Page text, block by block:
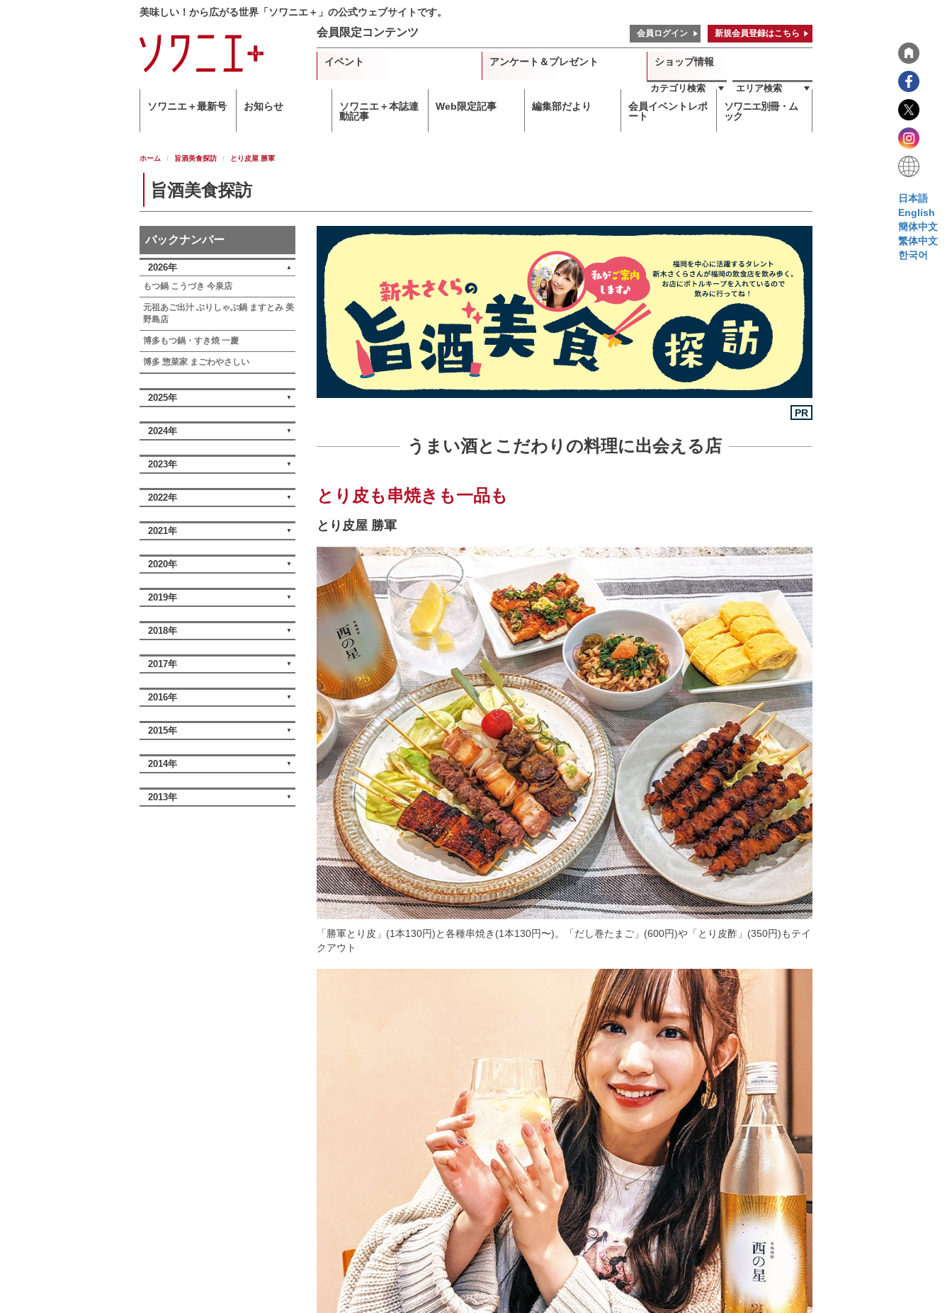
美味しい！から広がる世界「ソワニエ＋」の公式ウェブサイトです。
会員ログイン 新規会員登録はこちら
会員限定コンテンツ
イベント アンケート＆プレゼント ショップ情報
カテゴリ検索 エリア検索
ソワニエ＋最新号 お知らせ
ソワニエ＋本誌連
動記事
Web限定記事 編集部だより
会員イベントレポ
ート
ソワニエ別冊・ム
ック
ホーム 旨酒美食探訪 とり皮屋 勝軍
旨酒美食探訪
バックナンバー
2026年
もつ鍋 こうづき 今泉店
元祖あご出汁 ぶりしゃぶ鍋 ますとみ 美
野島店
博多もつ鍋・すき焼 一慶
博多 惣菜家 まごわやさしい
2025年
2024年
2023年
2022年
2021年
2020年
2019年
2018年
2017年
2016年
2015年
2014年
2013年
PR
うまい酒とこだわりの料理に出会える店
とり皮も串焼きも一品も
とり皮屋 勝軍
「勝軍とり皮」(1本130円)と各種串焼き(1本130円〜)。「だし巻たまご」(600円)や「とり皮酢」(350円)もテイ
クアウト
日本語
English
簡体中文
繁体中文
한국어